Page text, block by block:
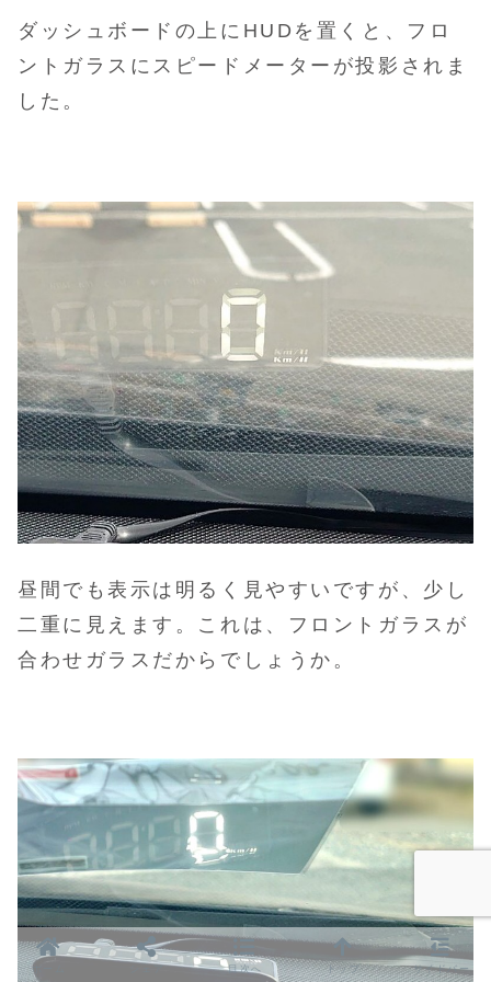
ダッシュボードの上にHUDを置くと、フロ
ントガラスにスピードメーターが投影されま
した。
昼間でも表示は明るく見やすいですが、少し
二重に見えます。これは、フロントガラスが
合わせガラスだからでしょうか。
ホーム シェア 目次へ トップ サイドバー